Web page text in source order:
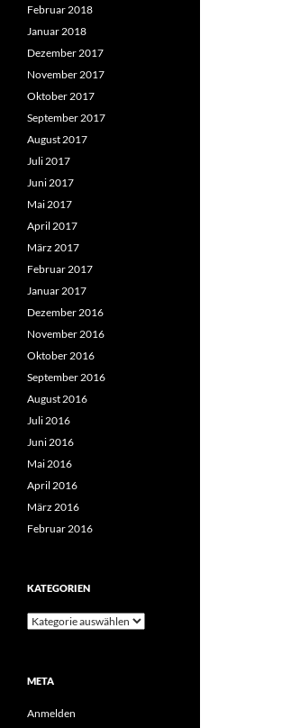
Februar 2018
Januar 2018
Dezember 2017
November 2017
Oktober 2017
September 2017
August 2017
Juli 2017
Juni 2017
Mai 2017
April 2017
März 2017
Februar 2017
Januar 2017
Dezember 2016
November 2016
Oktober 2016
September 2016
August 2016
Juli 2016
Juni 2016
Mai 2016
April 2016
März 2016
Februar 2016
KATEGORIEN
Kategorien
META
Anmelden